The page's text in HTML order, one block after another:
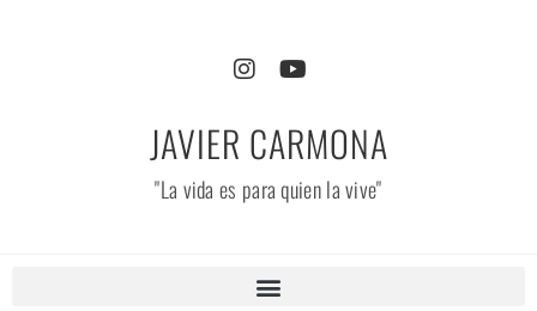
JAVIER CARMONA
"La vida es para quien la vive"